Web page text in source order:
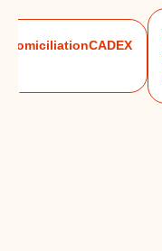
DomiciliationCADEX